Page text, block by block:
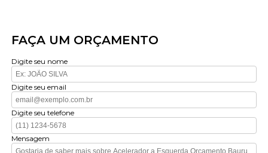
FAÇA UM ORÇAMENTO
Digite seu nome
Digite seu email
Digite seu telefone
Mensagem